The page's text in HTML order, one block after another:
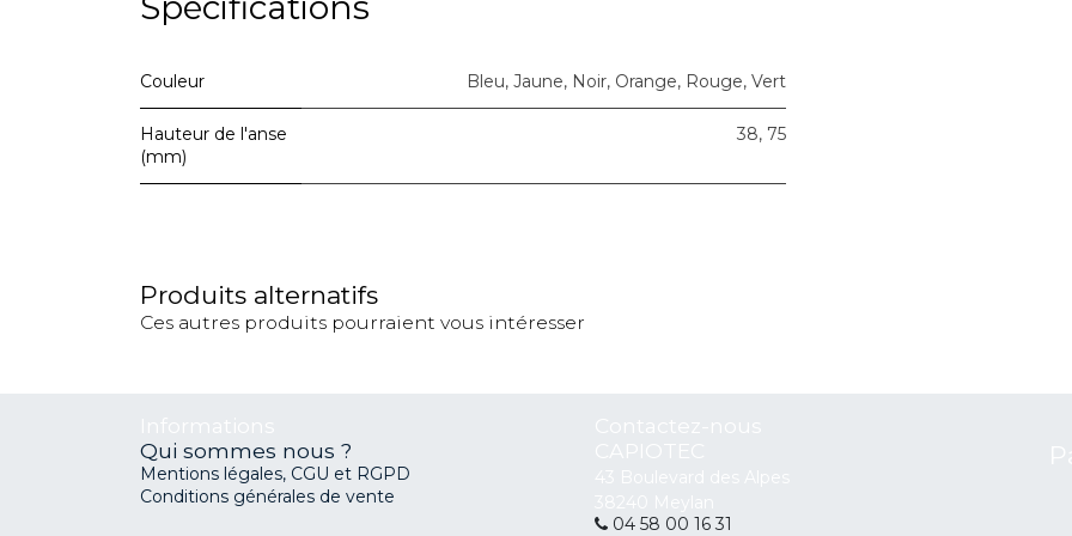
Couleur Bleu, Jaune, Noir, Orange, Rouge, Vert
Hauteur de l'anse
(mm)
38, 75
Produits alternatifs
Ces autres produits pourraient vous intéresser
Qui sommes nous ?
Mentions légales, CGU et RGPD
Conditions générales de vente
04 58 00 16 31